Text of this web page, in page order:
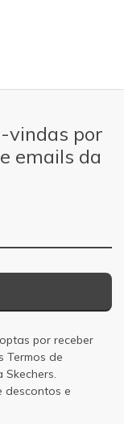
vindas por
emails da
por receber
Termos de
Skechers.
descontos e